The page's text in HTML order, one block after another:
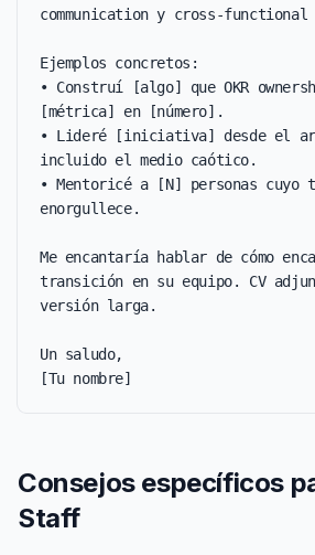
communication y cross-functional
Ejemplos concretos:
• Construí [algo] que OKR
[métrica] en [número].
• Lideré [iniciativa] desde el
incluido el medio caótico.
• Mentoricé a [N] personas cuyo
enorgullece.
Me encantaría hablar de cómo
transición en su equipo. CV
versión larga.
Un saludo,
[Tu nombre]
Consejos específicos
Staff